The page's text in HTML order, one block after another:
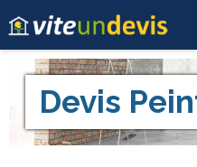
Devis